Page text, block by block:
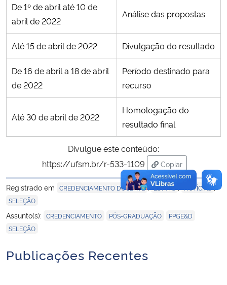
De 1º de abril até 10 de
abril de 2022
Análise das propostas
Até 15 de abril de 2022 Divulgação do resultado
De 16 de abril a 18 de abril
de 2022
Período destinado para
recurso
Até 30 de abril de 2022
Homologação do
resultado final
Divulgue este conteúdo:
https://ufsm.br/r-533-1109
Copiar
para área de
Registrado em CREDENCIAMENTO DOCENTE EDITAIS NOTÍCIAS ,
SELEÇÃO
Assunto(s): CREDENCIAMENTO PÓS-GRADUAÇÃO PPGE&D
SELEÇÃO
Publicações Recentes